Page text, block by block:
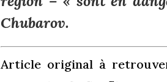
Chubarov.
Article original à